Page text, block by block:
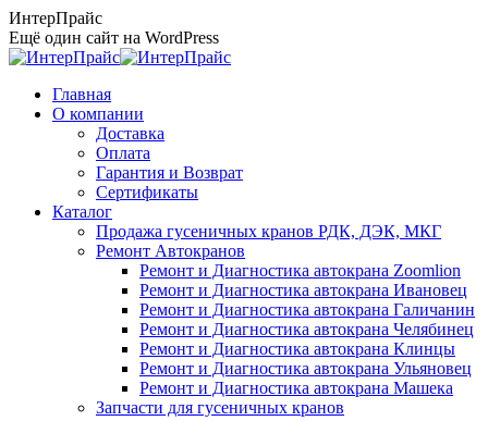
Перейти
к
содержанию
ИнтерПрайс
Ещё один сайт на WordPress
Главная
О компании
Доставка
Оплата
Гарантия и Возврат
Сертификаты
Каталог
Продажа гусеничных кранов РДК, ДЭК, МКГ
Ремонт Автокранов
Ремонт и Диагностика автокрана Zoomlion
Ремонт и Диагностика автокрана Ивановец
Ремонт и Диагностика автокрана Галичанин
Ремонт и Диагностика автокрана Челябинец
Ремонт и Диагностика автокрана Клинцы
Ремонт и Диагностика автокрана Ульяновец
Ремонт и Диагностика автокрана Машека
Запчасти для гусеничных кранов